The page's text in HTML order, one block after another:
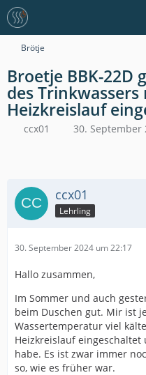
Brötje
Broetje BBK-
des
Heizkreislauf
ccx01 30. September
ccx01
Lehrling
30. September 2024 um 22:17
Hallo zusammen,
Im Sommer und auch
beim Duschen gut. Mir ist
Wassertemperatur viel
Heizkreislauf
habe. Es ist zwar immer
so, wie es früher war.